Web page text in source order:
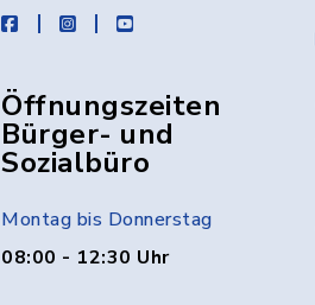
facebookinstagramyoutube
Öffnungszeiten
Bürger- und
Sozialbüro
Montag bis Donnerstag
08:00 - 12:30 Uhr